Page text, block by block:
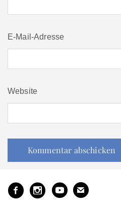
E-Mail-Adresse
Website